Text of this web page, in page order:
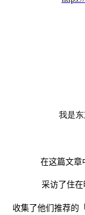
我是东
在这篇文章
采访了住在
收集了他们推荐的